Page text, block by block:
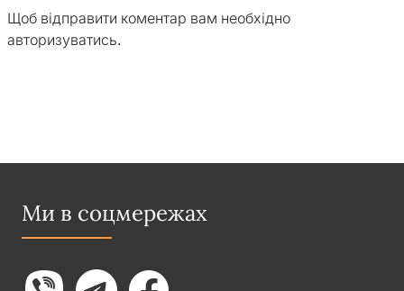
Щоб відправити коментар вам необхідно
авторизуватись.
Ми в соцмережах